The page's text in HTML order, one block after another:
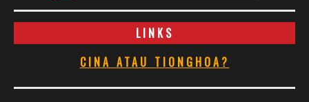
LINKS
CINA ATAU TIONGHOA?